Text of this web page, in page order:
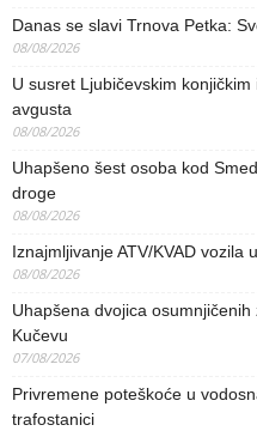
Danas se slavi Trnova Petka:
08/08/2026
U susret Ljubičevskim
avgusta
08/08/2026
Uhapšeno šest osoba kod
droge
08/08/2026
Iznajmljivanje ATV/KVAD vozila
08/08/2026
Uhapšena dvojica
Kučevu
07/08/2026
Privremene poteškoće u
trafostanici